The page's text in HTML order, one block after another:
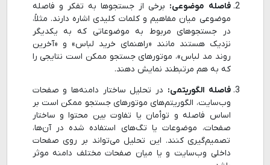
فاصله موضوعی: برخی از جستجوها به تفکر و فاصله
موضوعی میان مفاهیم و کلمات کلیدی اشاره دارند. مثلاً،
در جستجوهای مربوط به موضوعاتی که به یکدیگر
نزدیک هستند مانند «راهنمای خرید لباس» و «آخرین
روند مد لباس»، موتورهای جستجو ممکن است نتایجی را
که به هم مرتبطند نمایش دهند.
فاصله الگوریتمی: در تحلیل ساختار دامنه‌ها و صفحات
وب‌سایت، الگوریتم‌های موتورهای جستجو ممکن است بر
اساس فاصله و توأمان یا تفاوت بین محتوا و ساختار
صفحات، موضوعات یا تگ‌های استفاده شده در آن‌ها،
تصمیم‌گیری کنند. این تحلیل می‌تواند بر روی صفحات
داخلی وب‌سایت و یا میان صفحات مختلف دامنه موثر